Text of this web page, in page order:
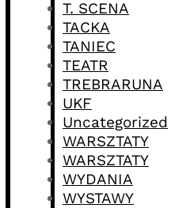
T. SCENA
TACKA
TANIEC
TEATR
TREBRARUNA
UKF
Uncategorized
WARSZTATY
WARSZTATY
WYDANIA
WYSTAWY